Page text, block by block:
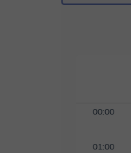
00:00
01:00